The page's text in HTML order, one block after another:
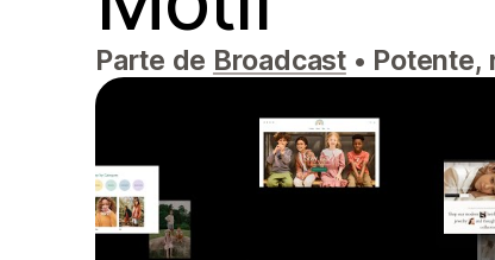
Parte de Broadcast • Potente,